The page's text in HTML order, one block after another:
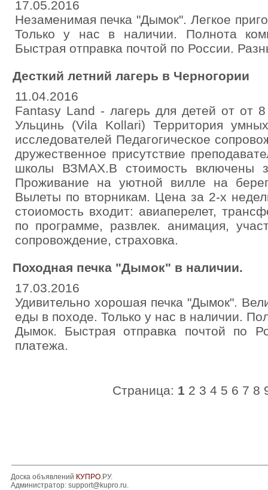
17.05.2016
Незаменимая печка "Дымок". Легкое
Только у нас в наличии. Полнота
Быстрая отправка почтой по России.
Десткий летний лагерь в Черногории
11.04.2016
Fantasy Land - лагерь для детей от от
Ульцинь (Vila Kollari) Территория
исследователей Педагогическое
дружественное присутствие
школы ВЗМАХ.В стоимость включены
Проживание на уютной вилле на
Вылеты по вторникам. Цена за 2-х
стоиомость входит: авиаперелет,
по программе, развлек. анимация,
сопровождение, страховка.
Походная печка "Дымок" в наличии.
17.03.2016
Удивительно хорошая печка "Дымок".
еды в походе. Только у нас в наличии.
Дымок. Быстрая отправка почтой по
платежа.
Страница: 1 2 3 4 5 6 7 8
Доска объявлений КУПРО.РУ.
Администратор: support@kupro.ru.